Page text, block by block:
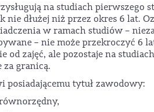
na studiach pierwszego
dłużej niż przez okres 6 lat.
w ramach studiów –
– nie może przekroczyć 6
od zajęć, ale pozostaje na
za granicą.
posiadającemu tytuł zawodowy: